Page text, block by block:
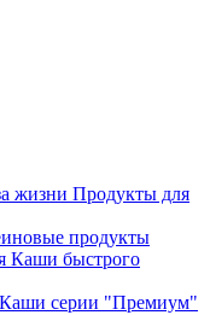
Продукты для
продукты
Каши быстрого
Каши серии "Премиум"